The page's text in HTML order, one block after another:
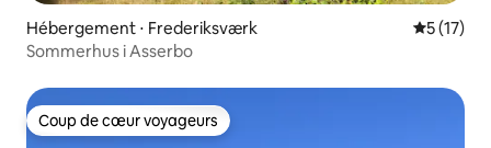
Hébergement ⋅ Frederiksværk
5 (17)
Sommerhus i Asserbo
Coup de cœur voyageurs
Coup de cœur voyageurs